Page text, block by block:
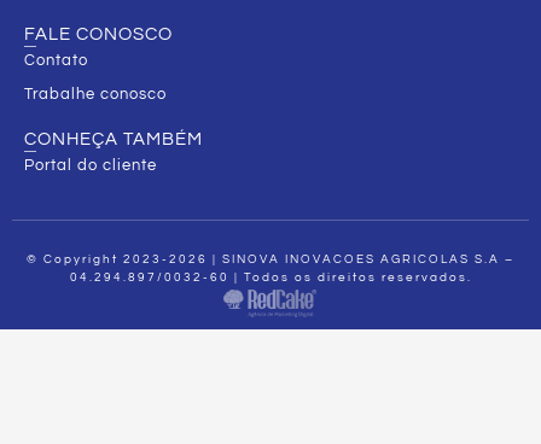
FALE CONOSCO
Contato
Trabalhe conosco
CONHEÇA TAMBÉM
Portal do cliente
© Copyright 2023-2026 | SINOVA INOVACOES AGRICOLAS S.A –
04.294.897/0032-60 | Todos os direitos reservados.